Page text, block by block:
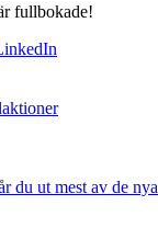
fullbokade!
du ut mest av de